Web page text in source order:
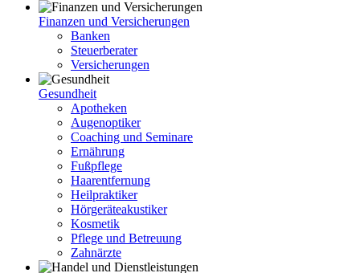
Finanzen und Versicherungen
Banken
Steuerberater
Versicherungen
Gesundheit
Apotheken
Augenoptiker
Coaching und Seminare
Ernährung
Fußpflege
Haarentfernung
Heilpraktiker
Hörgeräteakustiker
Kosmetik
Pflege und Betreuung
Zahnärzte